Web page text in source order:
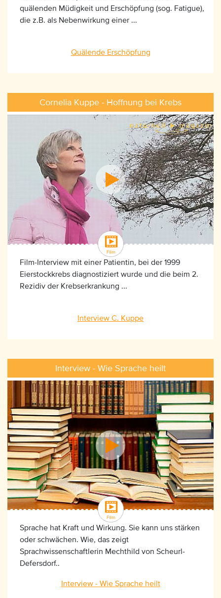
quälenden Müdigkeit und Erschöpfung (sog. Fatigue),
die z.B. als Nebenwirkung einer ...
Quälende Erschöpfung
Cornelia Kuppe - Hoffnung bei Krebs
Film-Interview mit einer Patientin, bei der 1999
Eierstockkrebs diagnostiziert wurde und die beim 2.
Rezidiv der Krebserkrankung ...
Interview C. Kuppe
Interview - Wie Sprache heilt
Sprache hat Kraft und Wirkung. Sie kann uns stärken
oder schwächen. Wie, das zeigt
Sprachwissenschaftlerin Mechthild von Scheurl-
Defersdorf..
Interview - Wie Sprache heilt